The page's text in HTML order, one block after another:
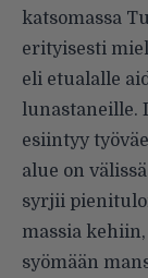
katsomassa
erityisesti
eli etualalle
lunastaneille.
esiintyy
alue on
syrjii
massia
syömään